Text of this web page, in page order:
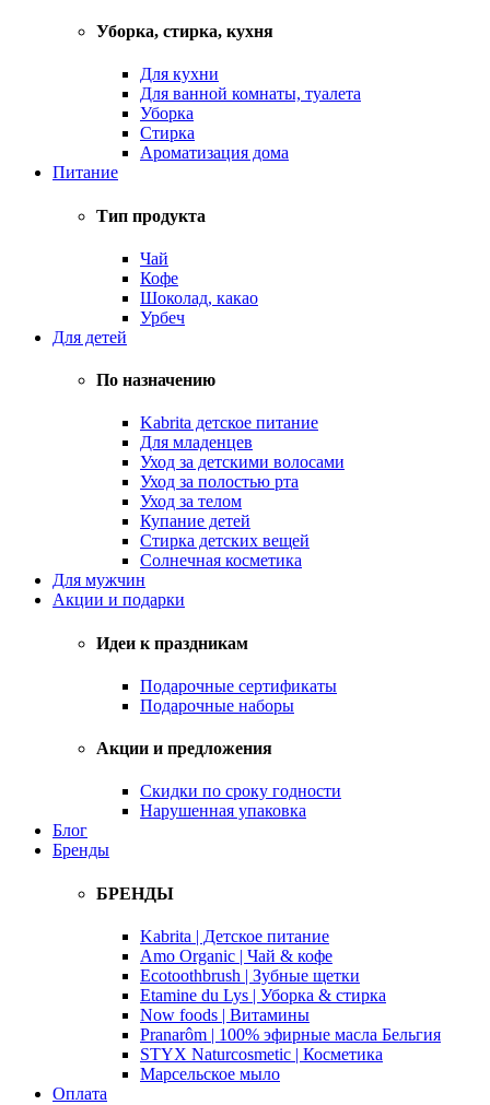
Уборка, стирка, кухня
Для кухни
Для ванной комнаты, туалета
Уборка
Стирка
Ароматизация дома
Питание
Тип продукта
Чай
Кофе
Шоколад, какао
Урбеч
Для детей
По назначению
Kabrita детское питание
Для младенцев
Уход за детскими волосами
Уход за полостью рта
Уход за телом
Купание детей
Стирка детских вещей
Солнечная косметика
Для мужчин
Акции и подарки
Идеи к праздникам
Подарочные сертификаты
Подарочные наборы
Акции и предложения
Скидки по сроку годности
Нарушенная упаковка
Блог
Бренды
БРЕНДЫ
Kabrita | Детское питание
Amo Organic | Чай & кофе
Ecotoothbrush | Зубные щетки
Etamine du Lys | Уборка & стирка
Now foods | Витамины
Pranarôm | 100% эфирные масла Бельгия
STYX Naturcosmetic | Косметика
Марсельское мыло
Оплата